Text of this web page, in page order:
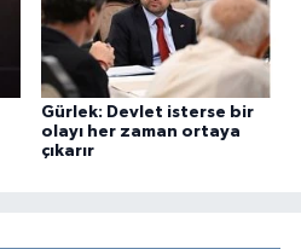
Gürlek: Devlet isterse bir
olayı her zaman ortaya
çıkarır